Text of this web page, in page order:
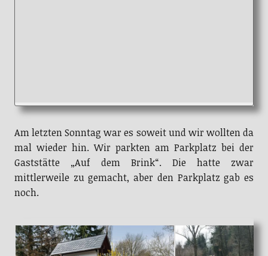
Am letzten Sonntag war es soweit und wir wollten da
mal wieder hin. Wir parkten am Parkplatz bei der
Gaststätte „Auf dem Brink“. Die hatte zwar
mittlerweile zu gemacht, aber den Parkplatz gab es
noch.